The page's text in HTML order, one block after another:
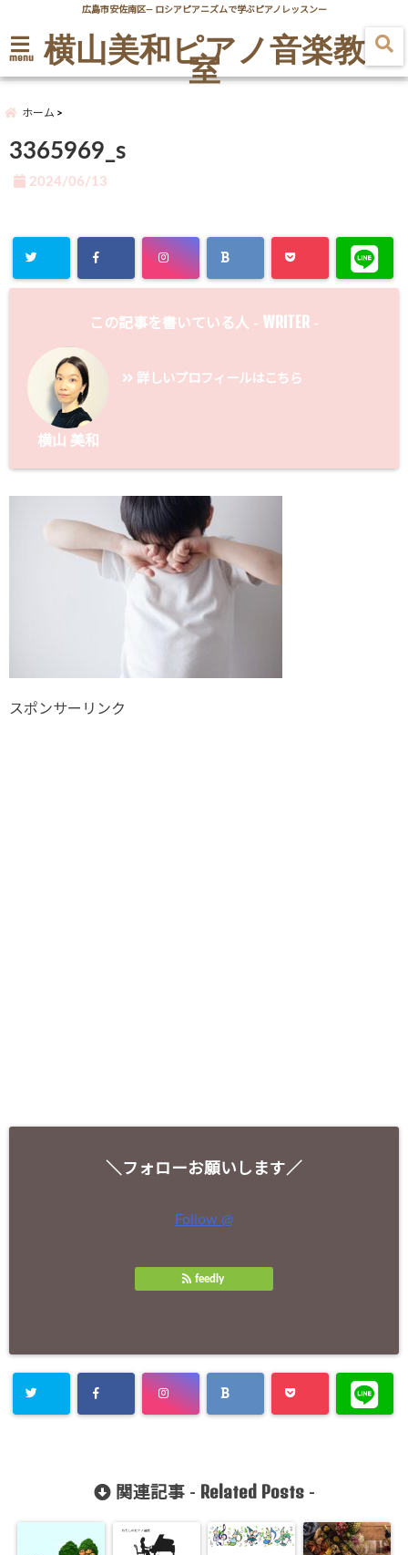
広島市安佐南区― ロシアピアニズムで学ぶピアノレッスンー
menu 横山美和ピアノ音楽教
室
ホーム
3365969_s
2024/06/13
この記事を書いている人 - WRITER -
横山 美和
詳しいプロフィールはこちら
スポンサーリンク
＼フォローお願いします／
Follow @
feedly
関連記事 - Related Posts-